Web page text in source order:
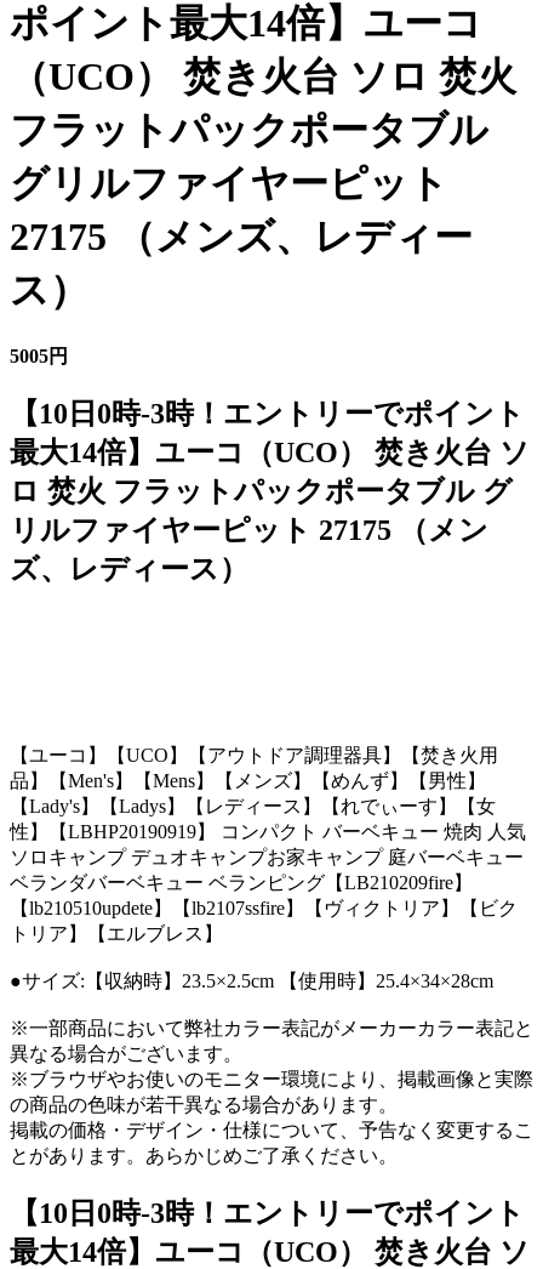
ポイント最大14倍】ユーコ
（UCO） 焚き火台 ソロ 焚火
フラットパックポータブル
グリルファイヤーピット
27175 （メンズ、レディー
ス）
5005円
【10日0時-3時！エントリーでポイント
最大14倍】ユーコ（UCO） 焚き火台 ソ
ロ 焚火 フラットパックポータブル グ
リルファイヤーピット 27175 （メン
ズ、レディース）
【ユーコ】【UCO】【アウトドア調理器具】【焚き火用
品】【Men's】【Mens】【メンズ】【めんず】【男性】
【Lady's】【Ladys】【レディース】【れでぃーす】【女
性】【LBHP20190919】 コンパクト バーベキュー 焼肉 人気
ソロキャンプ デュオキャンプお家キャンプ 庭バーベキュー
ベランダバーベキュー ベランピング【LB210209fire】
【lb210510updete】【lb2107ssfire】【ヴィクトリア】【ビク
トリア】【エルブレス】
●サイズ:【収納時】23.5×2.5cm 【使用時】25.4×34×28cm
※一部商品において弊社カラー表記がメーカーカラー表記と
異なる場合がございます。
※ブラウザやお使いのモニター環境により、掲載画像と実際
の商品の色味が若干異なる場合があります。
掲載の価格・デザイン・仕様について、予告なく変更するこ
とがあります。あらかじめご了承ください。
【10日0時-3時！エントリーでポイント
最大14倍】ユーコ（UCO） 焚き火台 ソ